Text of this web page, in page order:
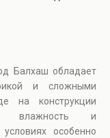
Балхаш обладает
и сложными
на конструкции
влажность и
особенно